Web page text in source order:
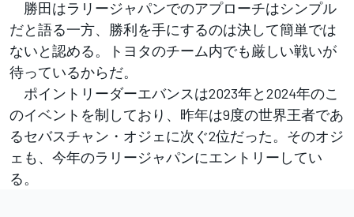
勝田はラリージャパンでのアプローチはシンプル
だと語る一方、勝利を手にするのは決して簡単では
ないと認める。トヨタのチーム内でも厳しい戦いが
待っているからだ。
ポイントリーダーエバンスは2023年と2024年のこ
のイベントを制しており、昨年は9度の世界王者であ
るセバスチャン・オジェに次ぐ2位だった。そのオジ
ェも、今年のラリージャパンにエントリーしてい
る。